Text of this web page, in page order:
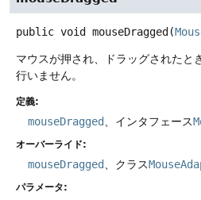
public void mouseDragged (
マウスが押され、ドラッグされたと
行いません。
定義:
mouseDragged、インタフェース
オーバーライド:
mouseDragged、クラス
パラメータ: